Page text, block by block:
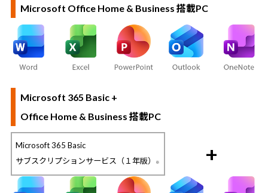
Microsoft Office Home & Business 搭載PC
Microsoft 365 Basic +
Office Home & Business 搭載PC
Microsoft 365 Basic
サブスクリプションサービス（１年版）
※ +